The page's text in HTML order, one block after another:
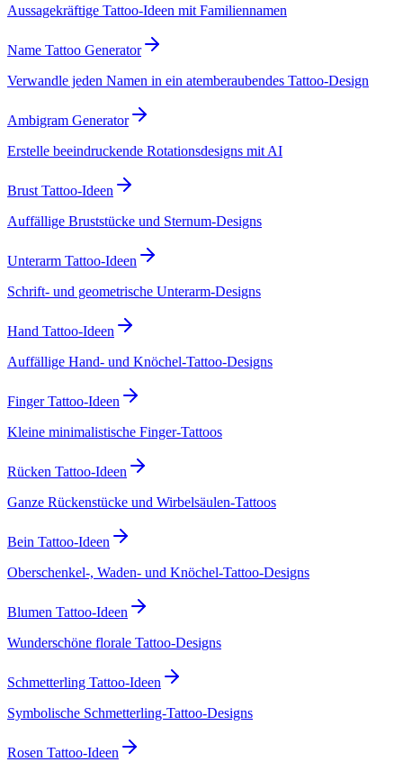
Aussagekräftige Tattoo-Ideen mit Familiennamen
Name Tattoo Generator
Verwandle jeden Namen in ein atemberaubendes Tattoo-Design
Ambigram Generator
Erstelle beeindruckende Rotationsdesigns mit AI
Brust Tattoo-Ideen
Auffällige Bruststücke und Sternum-Designs
Unterarm Tattoo-Ideen
Schrift- und geometrische Unterarm-Designs
Hand Tattoo-Ideen
Auffällige Hand- und Knöchel-Tattoo-Designs
Finger Tattoo-Ideen
Kleine minimalistische Finger-Tattoos
Rücken Tattoo-Ideen
Ganze Rückenstücke und Wirbelsäulen-Tattoos
Bein Tattoo-Ideen
Oberschenkel-, Waden- und Knöchel-Tattoo-Designs
Blumen Tattoo-Ideen
Wunderschöne florale Tattoo-Designs
Schmetterling Tattoo-Ideen
Symbolische Schmetterling-Tattoo-Designs
Rosen Tattoo-Ideen